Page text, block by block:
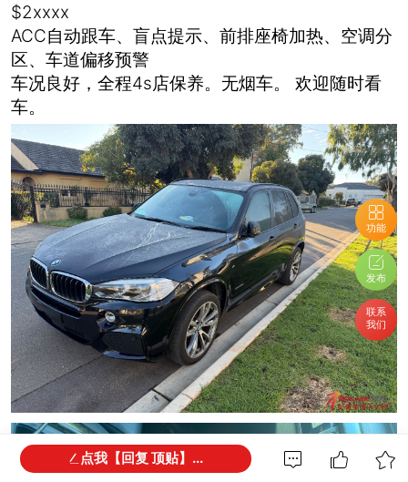
功能
发布
联系
我们
$2xxxx
ACC自动跟车、盲点提示、前排座椅加热、空调分
区、车道偏移预警
车况良好，全程4s店保养。无烟车。 欢迎随时看
车。
点我【回复 顶贴】...